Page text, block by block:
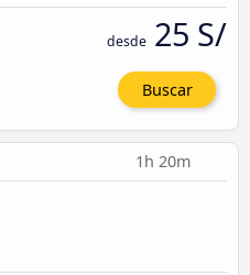
desde 25 S/
Buscar
1h 20m